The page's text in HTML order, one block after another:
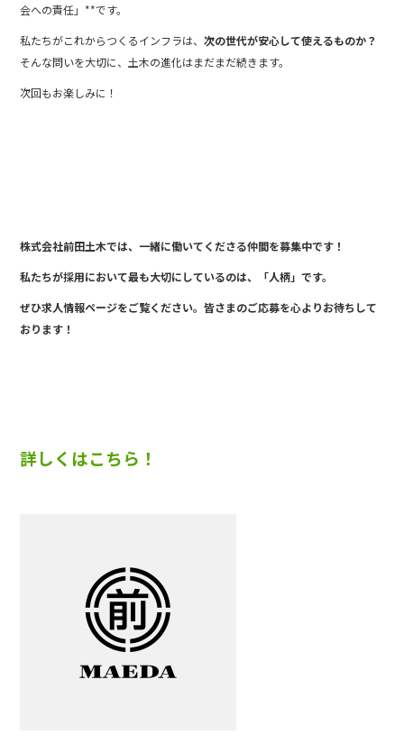
会への責任」**です。
私たちがこれからつくるインフラは、次の世代が安心して使えるものか？
そんな問いを大切に、土木の進化はまだまだ続きます。
次回もお楽しみに！
株式会社前田土木では、一緒に働いてくださる仲間を募集中です！
私たちが採用において最も大切にしているのは、「人柄」です。
ぜひ求人情報ページをご覧ください。皆さまのご応募を心よりお待ちして
おります！
詳しくはこちら！